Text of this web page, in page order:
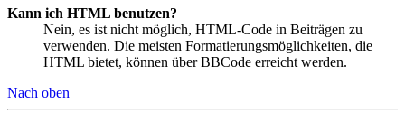
Kann ich HTML benutzen?
Nein, es ist nicht möglich, HTML-Code in Beiträgen zu
verwenden. Die meisten Formatierungsmöglichkeiten, die
HTML bietet, können über BBCode erreicht werden.
Nach oben